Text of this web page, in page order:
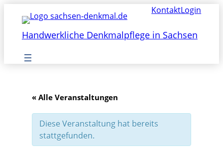
KontaktLogin
Handwerkliche Denkmalpflege in Sachsen
« Alle Veranstaltungen
Diese Veranstaltung hat bereits
stattgefunden.